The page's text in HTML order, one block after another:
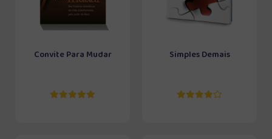
Convite Para Mudar Simples Demais